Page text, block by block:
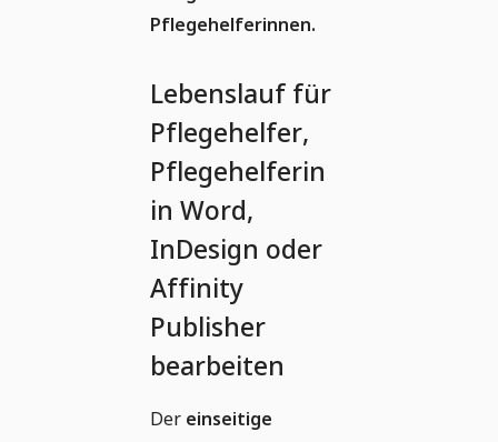
Pflegehelferinnen.
Lebenslauf für
Pflegehelfer,
Pflegehelferin
in Word,
InDesign oder
Affinity
Publisher
bearbeiten
Der einseitige